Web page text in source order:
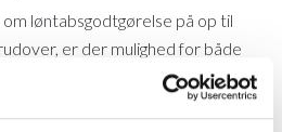
løntabsgodtgørelse på op til
er der mulighed for både
evt. tilskud fra kompetencefonde.
modtager kontanthjælp,